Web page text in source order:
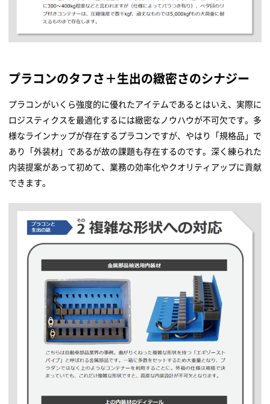
プラコンのタフさ＋生出の緻密さのシナジー
プラコンがいくら強度的に優れたアイテムであるとはいえ、実際に
ロジスティクスを最適化するには緻密なノウハウが不可欠です。多
様なラインナップが存在するプラコンですが、やはり「規格品」で
あり「外装材」であるが故の課題も存在するのです。深く練られた
内装提案があって初めて、業務の効率化やクオリティアップに貢献
できます。